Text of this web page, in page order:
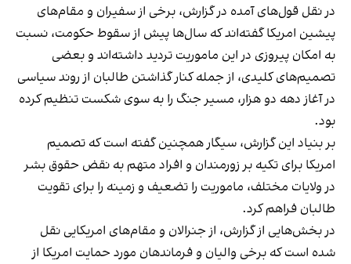
در نقل قول‌های آمده در گزارش، برخی از سفیران و مقام‌های
پیشین امریکا گفته‌اند که سال‌ها پیش از سقوط حکومت، نسبت
به امکان پیروزی در این ماموریت تردید داشته‌اند و بعضی
تصمیم‌های کلیدی، از جمله کنار گذاشتن طالبان از روند سیاسی
در آغاز دهه دو هزار، مسیر جنگ را به سوی شکست تنظیم کرده
بود.
بر بنیاد این گزارش، سیگار همچنین گفته است که تصمیم
امریکا برای تکیه بر زورمندان و افراد متهم به نقض حقوق بشر
در ولایات مختلف، ماموریت را تضعیف و زمینه را برای تقویت
طالبان فراهم کرد.
در بخش‌هایی از گزارش، از جنرالان و مقام‌های امریکایی نقل
شده است که برخی والیان و فرماندهان مورد حمایت امریکا از